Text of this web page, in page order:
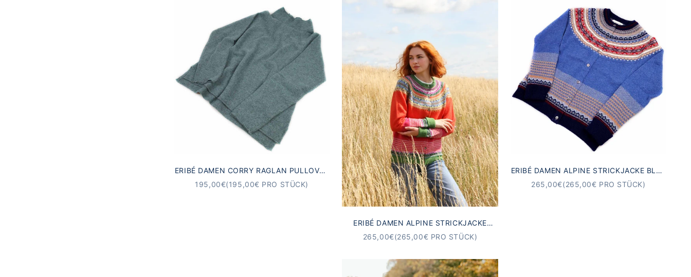
ERIBÉ DAMEN CORRY RAGLAN PULLOVER
CASPIAN GRÜN 100% LAMMWOLLE
ANGEBOT
195,00€(195,00€ PRO STÜCK)
ERIBÉ DAMEN ALPINE STRICKJACKE
BELLAROSE | MERINO & ANGORA
ANGEBOT
265,00€(265,00€ PRO STÜCK)
ERIBÉ DAMEN ALPINE STRICKJACKE BLUE
MORNING | MERINO & ANGORA
ANGEBOT
265,00€(265,00€ PRO STÜCK)